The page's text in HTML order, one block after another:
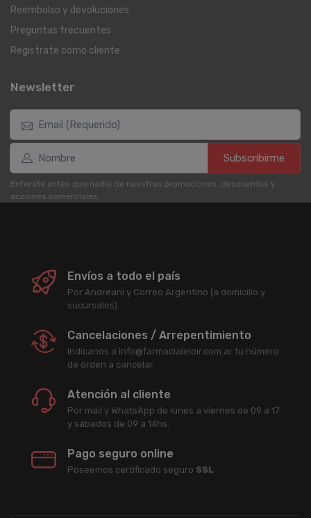
Reembolso y devoluciones
Preguntas frecuentes
Registrate como cliente
Newsletter
Subscribirme
Enterate antes que nadie de nuestras promociones, descuentos y
acciones comerciales.
Envíos a todo el país
Por Andreani y Correo Argentino (a domicilio y
sucursales).
Cancelaciones / Arrepentimiento
Indicanos a info@farmacialeloir.com.ar tu número
de órden a cancelar.
Atención al cliente
Por mail y WhatsApp de lunes a viernes de 09 a 17
y sábados de 09 a 14hs.
Pago seguro online
Poseemos certificado seguro SSL